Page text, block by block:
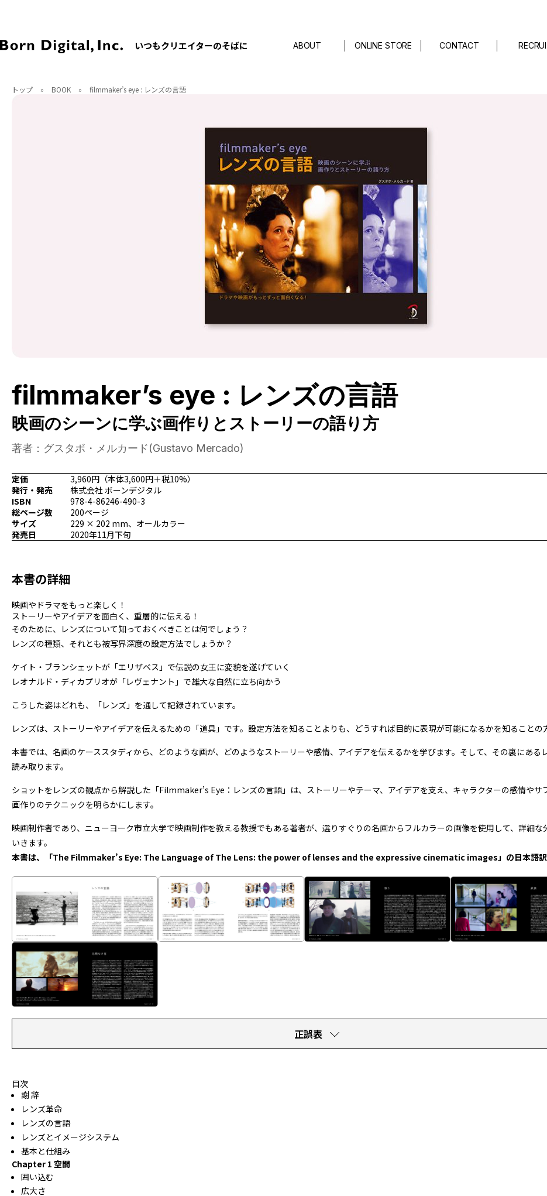
いつもクリエイターのそばに ABOUT ONLINE STORE CONTACT
トップ » BOOK » filmmaker’s eye : レンズの言語
filmmaker’s eye : レンズの言語
映画のシーンに学ぶ画作りとストーリーの語り方
著者：グスタボ・メルカード(Gustavo Mercado)
定価
3,960円（本体3,600円＋税10%）
発行・発売
株式会社 ボーンデジタル
ISBN
978-4-86246-490-3
総ページ数
200ページ
サイズ
229 × 202 mm、オールカラー
発売日
2020年11月下旬
本書の詳細
映画やドラマをもっと楽しく！
ストーリーやアイデアを面白く、重層的に伝える！
そのために、レンズについて知っておくべきことは何でしょう？
レンズの種類、それとも被写界深度の設定方法でしょうか？
ケイト・ブランシェットが「エリザベス」で伝説の女王に変貌を遂げていく
レオナルド・ディカプリオが「レヴェナント」で雄大な自然に立ち向かう
こうした姿はどれも、「レンズ」を通して記録されています。
レンズは、ストーリーやアイデアを伝えるための「道具」です。設定方法を知ることよりも、どうすれば目的に表現が可能になるかを知ることの
本書では、名画のケーススタディから、どのような画が、どのようなストーリーや感情、アイデアを伝えるかを学びます。そして、その裏にある
読み取ります。
ショットをレンズの観点から解説した「Filmmaker’s Eye：レンズの言語」は、ストーリーやテーマ、アイデアを支え、キャラクターの感情やサ
画作りのテクニックを明らかにします。
映画制作者であり、ニューヨーク市立大学で映画制作を教える教授でもある著者が、選りすぐりの名画からフルカラーの画像を使用して、詳細な
いきます。
本書は、「The Filmmaker’s Eye: The Language of The Lens: the power of lenses and the expressive cinematic images」の日本語訳
正誤表
目次
謝 辞
レンズ革命
レンズの言語
レンズとイメージシステム
基本と仕組み
Chapter 1 空間
囲い込む
広大さ